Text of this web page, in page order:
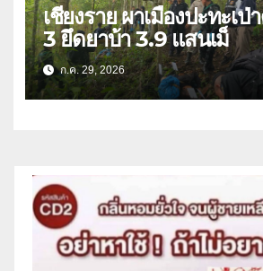
เชียงราย ผาเมืองปะทะเป่
3 ยึดยาบ้า 3.9 แสนเม็
ก.ค. 29, 2026